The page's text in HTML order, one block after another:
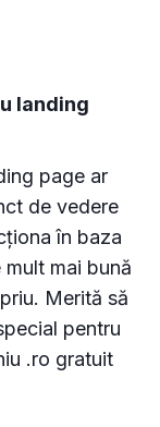
landing
page ar
de vedere
în baza
mai bună
Merită să
pentru
.ro gratuit